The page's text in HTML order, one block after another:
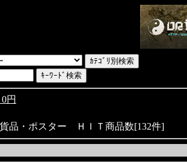
0円
品・ポスター ＨＩＴ商品数[132件]